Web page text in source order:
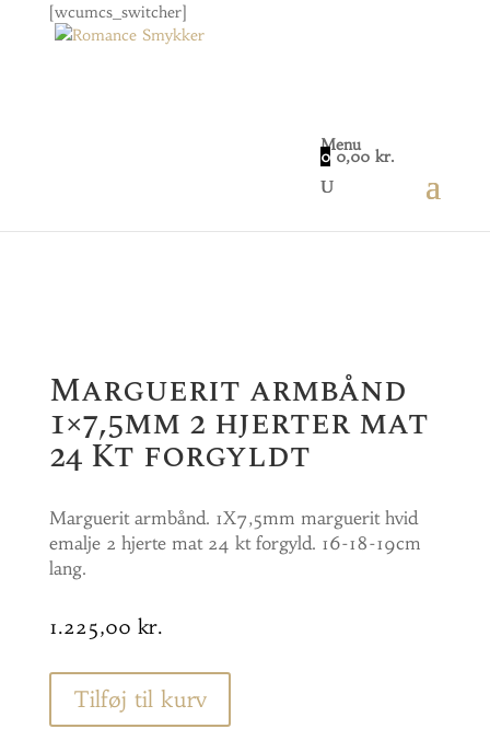
[wcumcs_switcher]
Menu
0 0,00kr.
/ Marguerit armbånd
Marguerit armbånd
1×7,5mm 2 hjerter mat
24 Kt forgyldt
Marguerit armbånd. 1X7,5mm marguerit hvid
emalje 2 hjerte mat 24 kt forgyld. 16-18-19cm
lang.
1.225,00 kr.
Tilføj til kurv